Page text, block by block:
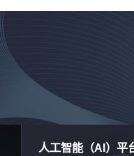
人工智能（AI）平